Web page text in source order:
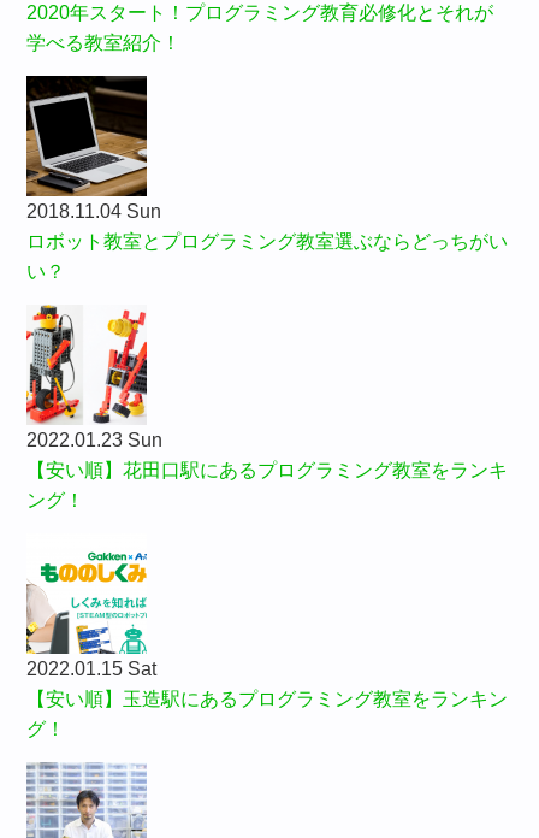
2020年スタート！プログラミング教育必修化とそれが
学べる教室紹介！
2018.11.04 Sun
ロボット教室とプログラミング教室選ぶならどっちがい
い？
2022.01.23 Sun
【安い順】花田口駅にあるプログラミング教室をランキ
ング！
2022.01.15 Sat
【安い順】玉造駅にあるプログラミング教室をランキン
グ！